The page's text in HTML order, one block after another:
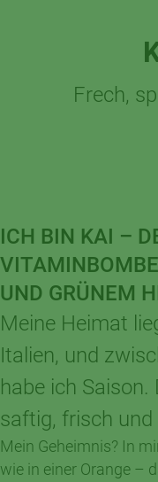
Frech,
ICH BIN KAI –
UND GRÜNEM
Meine Heimat
Italien, und
habe ich
saftig, frisch und
Mein Geheimnis? In
wie in einer Orange –